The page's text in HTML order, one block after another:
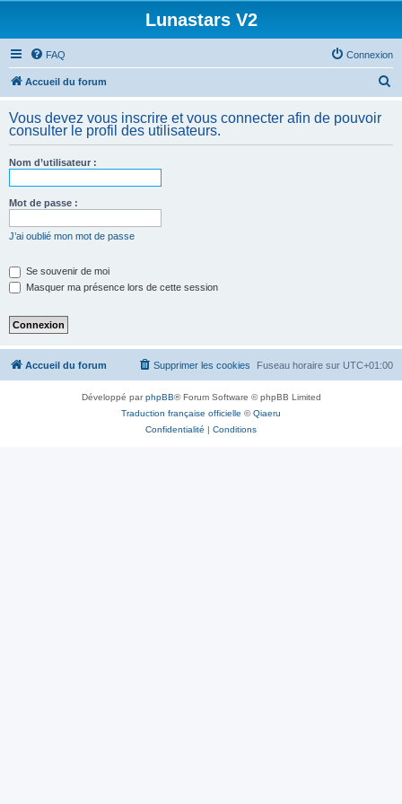
Lunastars V2
FAQ Connexion
Accueil du forum
h
Vous devez vous inscrire et vous connecter afin de pouvoir
consulter le profil des utilisateurs.
Nom d’utilisateur :
Mot de passe :
J’ai oublié mon mot de passe
Se souvenir de moi
Masquer ma présence lors de cette session
Accueil du forum Fuseau horaire sur UTC+01:00
Supprimer les cookies
Développé parphpBB® Forum Software © phpBB Limited
Traduction française officielle ©Qiaeru
Confidentialité | Conditions